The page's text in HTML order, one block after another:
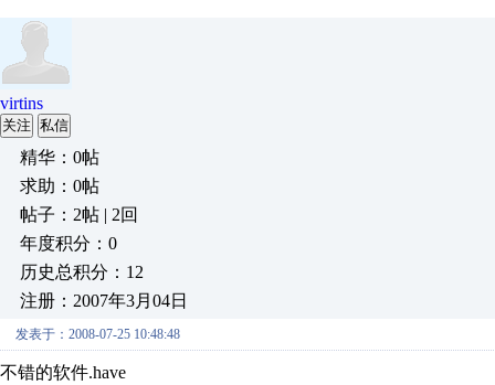
virtins
关注 私信
精华：0帖
求助：0帖
帖子：2帖 | 2回
年度积分：0
历史总积分：12
注册：2007年3月04日
发表于：2008-07-25 10:48:48
不错的软件.have